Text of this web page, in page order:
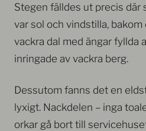
Stegen fälldes ut precis där
var sol och vindstilla,
vackra dal med ängar fyllda
inringade av vackra berg.
Dessutom fanns det en
lyxigt. Nackdelen – inga
orkar gå bort till